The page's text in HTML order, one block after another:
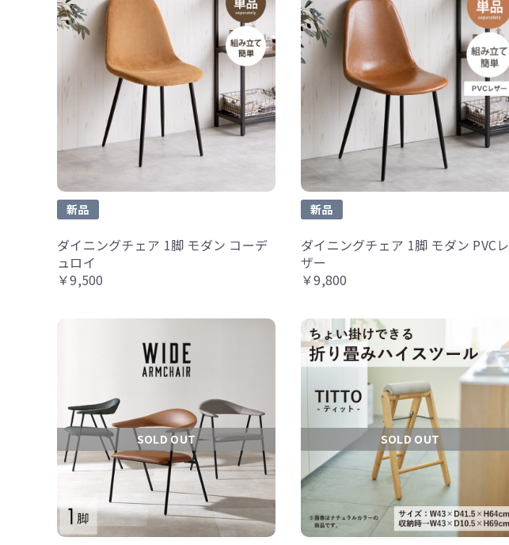
新品
ダイニングチェア 1脚 モダン コーデ
ュロイ
￥9,500
新品
ダイニングチェア 1脚 モダン PVCレ
ザー
￥9,800
SOLD OUT SOLD OUT